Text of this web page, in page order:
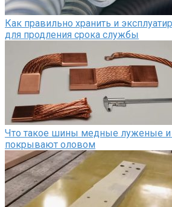
Как правильно хранить и
для продления срока службы
Что такое шины медные луженые и
покрывают оловом